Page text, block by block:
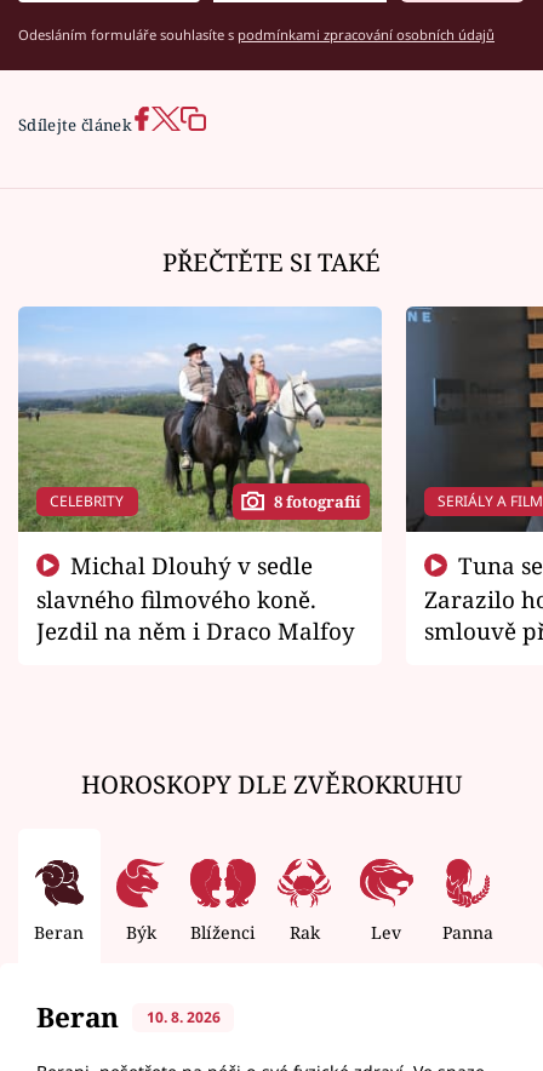
Odesláním formuláře souhlasíte s podmínkami zpracování osobních údajů
Sdílejte článek
PŘEČTĚTE SI TAKÉ
CELEBRITY 8 fotografií
slavného filmového koně.
Jezdil na něm i Draco Malfoy
SERIÁLY A
Zarazilo
smlouvě
HOROSKOPY DLE ZVĚROKRUHU
Beran Býk Blíženci Rak Lev Panna
Beran 10. 8. 2026